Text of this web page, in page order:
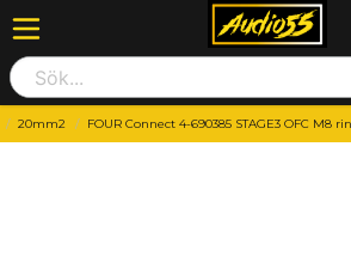
20mm2 FOUR Connect 4-690385 STAGE3 OFC